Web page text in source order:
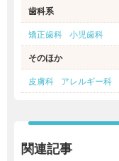
歯科系
矯正歯科 小児歯科
そのほか
皮膚科 アレルギー科
関連記事